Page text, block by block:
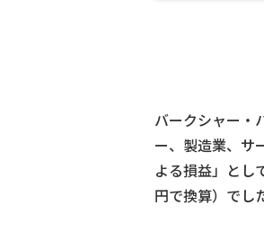
バークシャー・
ー、製造業、サ
よる損益」とし
円で換算）でし